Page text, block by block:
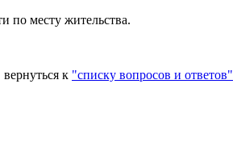
по месту жительства.
вернуться к "списку вопросов и ответов"